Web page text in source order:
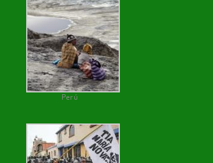
Perú